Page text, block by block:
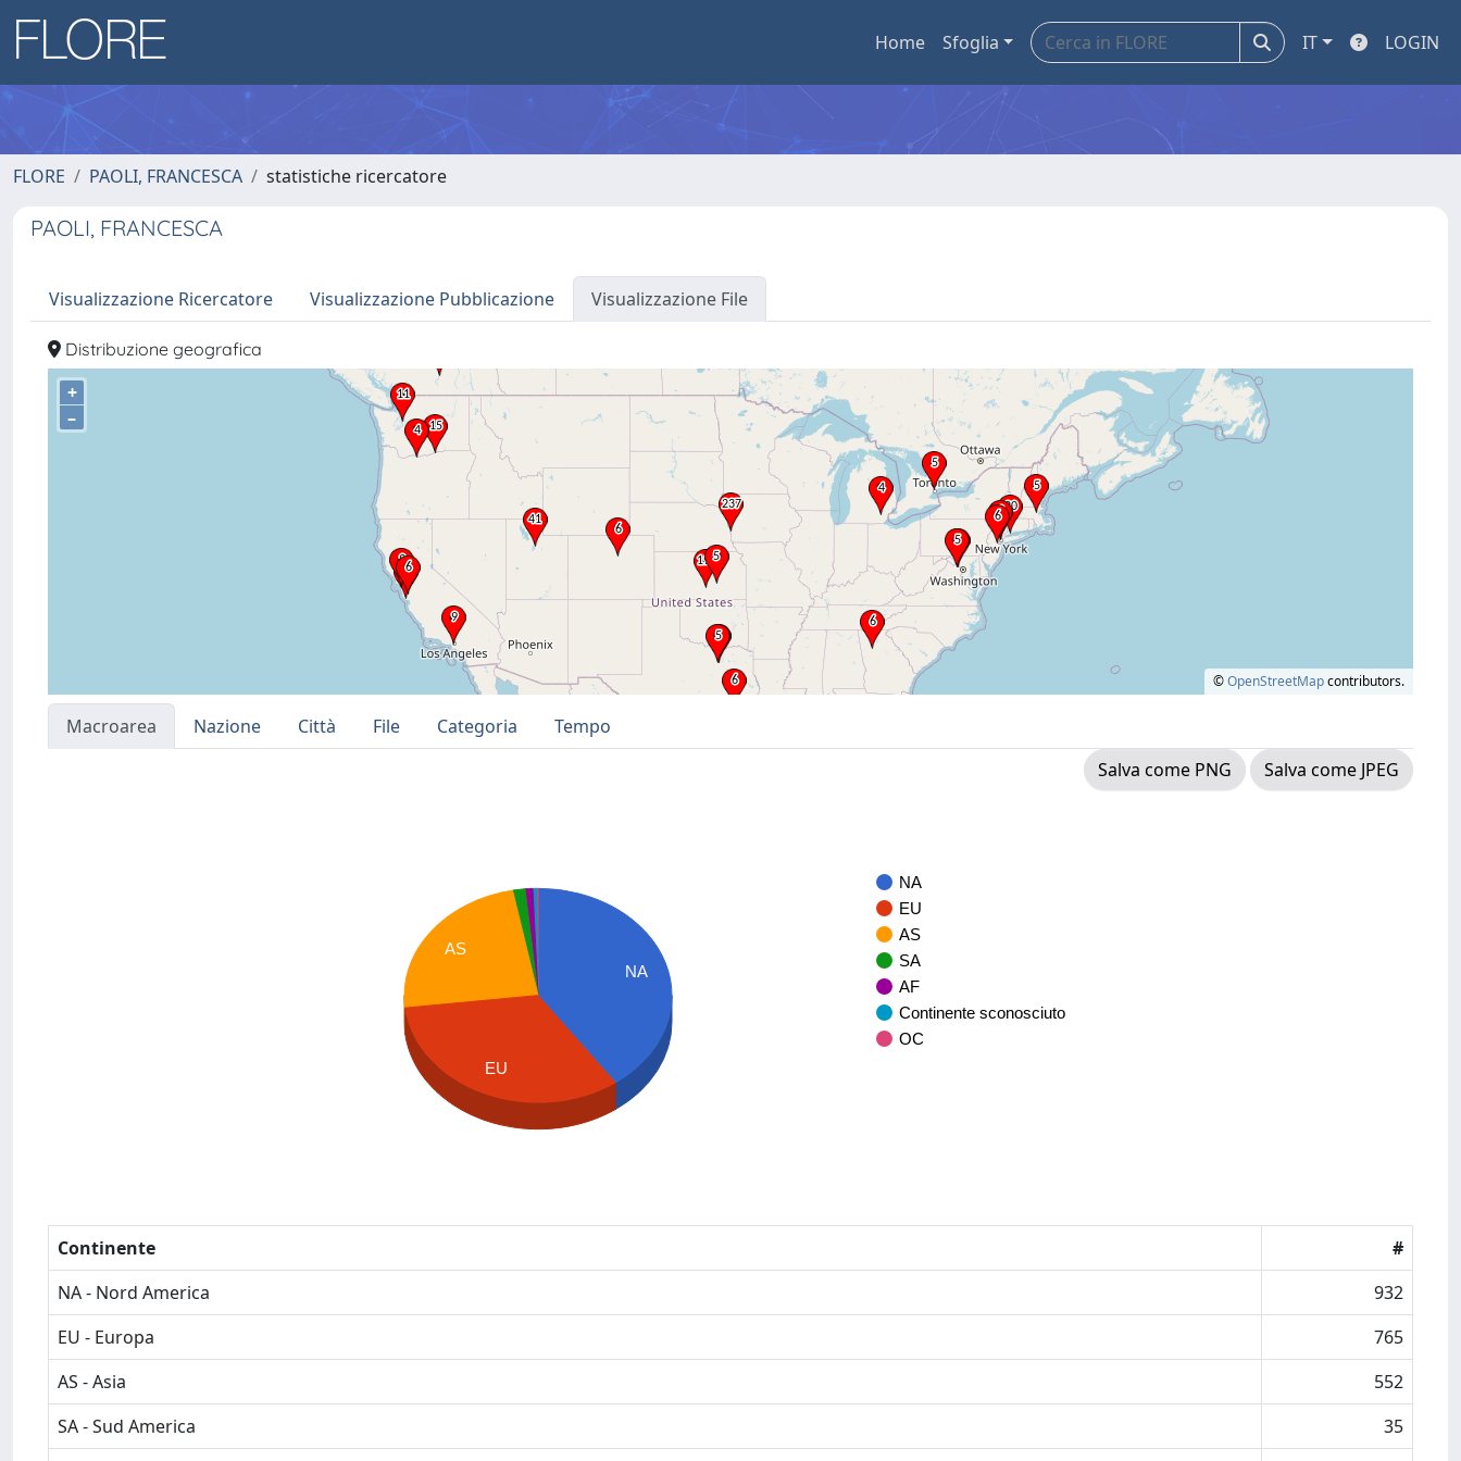
Home Sfoglia IT LOGIN
FLORE PAOLI, FRANCESCA statistiche ricercatore
PAOLI, FRANCESCA
Visualizzazione Ricercatore Visualizzazione Pubblicazione Visualizzazione File
Distribuzione geografica
+
–
©OpenStreetMapcontributors.
Macroarea Nazione Città File Categoria
Tempo
Salva come PNG
Salva come JPEG
NA
EU
AS
SA
AF
Continente sconosciuto
OC
NA
AS
EU
Continente
#
NA - Nord America
932
EU - Europa
765
AS - Asia
552
SA - Sud America
35